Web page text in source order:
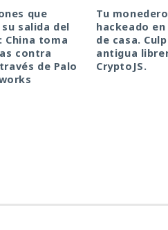
que
salida del
China toma
contra
través de Palo
Tu
hackeado
de casa.
antigua
CryptoJS.